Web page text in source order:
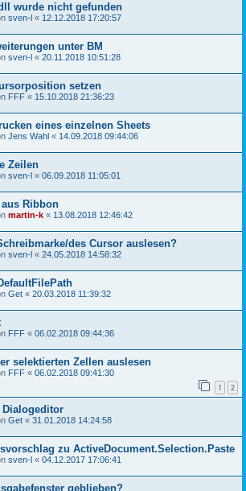
wurde nicht gefunden
sven-l « 12.12.2018 17:20:57
unter BM
sven-l « 20.11.2018 10:51:28
setzen
FFF « 15.10.2018 21:36:23
eines einzelnen Sheets
Jens Wahl « 14.09.2018 09:44:06
Zeilen
sven-l « 06.09.2018 11:05:01
Ribbon
martin-k « 13.08.2018 12:46:42
des Cursor auslesen?
sven-l « 24.05.2018 14:58:32
Get « 20.03.2018 11:39:32
FFF « 06.02.2018 09:44:36
selektierten Zellen auslesen
FFF « 06.02.2018 09:41:30
1 2
Get « 31.01.2018 14:24:58
zu ActiveDocument.Selection.Paste
sven-l « 04.12.2017 17:06:41
geblieben?